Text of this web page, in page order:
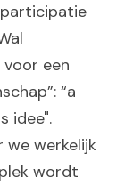
participatie
een
“a
idee".
we werkelijk
wordt